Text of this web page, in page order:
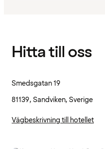
Hitta till oss
Smedsgatan 19
81139, Sandviken, Sverige
Vägbeskrivning till hotellet